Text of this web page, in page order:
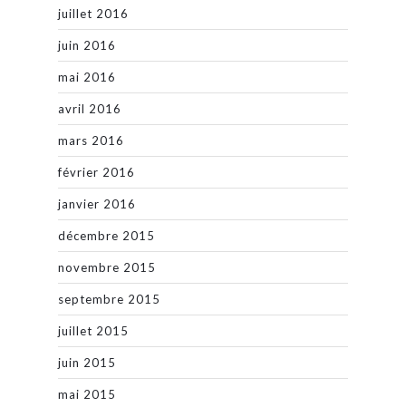
juillet 2016
juin 2016
mai 2016
avril 2016
mars 2016
février 2016
janvier 2016
décembre 2015
novembre 2015
septembre 2015
juillet 2015
juin 2015
mai 2015